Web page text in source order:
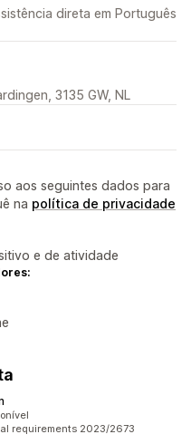
direta em Português
3135 GW, NL
aos seguintes dados para
na política de privacidade
e de atividade
requirements 2023/2673